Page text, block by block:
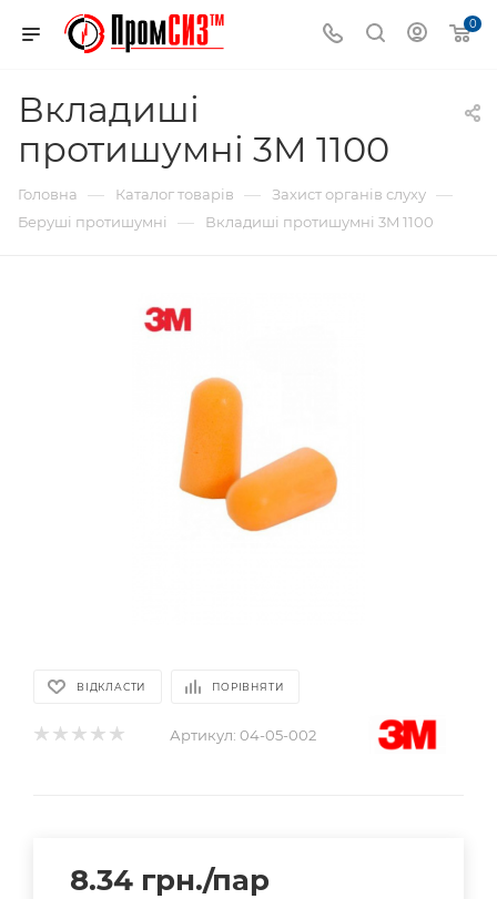
0
Вкладиші
протишумні 3M 1100
Головна — Каталог товарів — Захист органів слуху —
Беруші протишумні — Вкладиші протишумні 3M 1100
ВІДКЛАСТИ ПОРІВНЯТИ
Артикул: 04-05-002
8.34 грн./пар